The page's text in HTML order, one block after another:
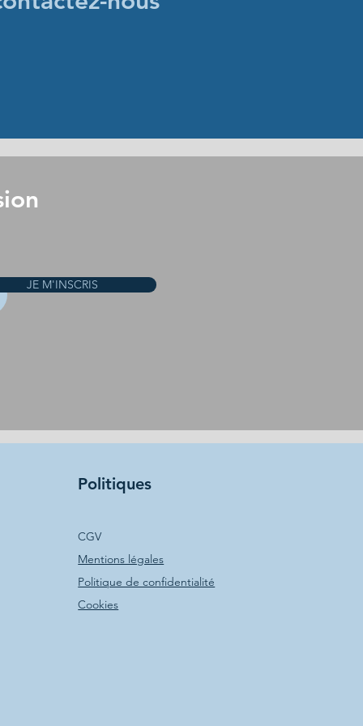
JE M'INSCRIS
Politiques
CGV
Mentions légales
Politique de confidentialité
Cookies